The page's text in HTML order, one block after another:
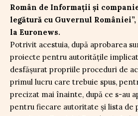
Român de Informații și
legătură cu Guvernul
la Euronews.
Potrivit acestuia, după aprobarea
proiecte pentru autoritățile
desfășurat propriile proceduri de
primul lucru care trebuie spus,
precizat mai înainte, după ce s-au
pentru fiecare autoritate și lista de